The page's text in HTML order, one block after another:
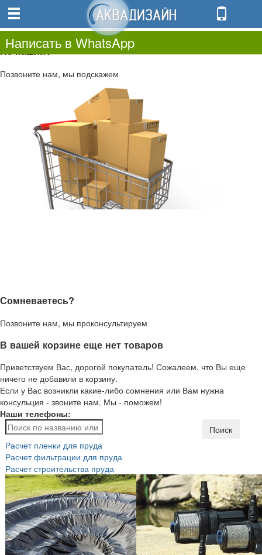
0.00
0
Не нашли?
Позвоните нам, мы подскажем
Сомневаетесь?
Позвоните нам, мы проконсультируем
В вашей корзине еще нет товаров
Приветствуем Вас, дорогой покупатель! Сожалеем, что Вы еще
ничего не добавили в корзину.
Если у Вас возникли какие-либо сомнения или Вам нужна
консульция - звоните нам. Мы - поможем!
Наши телефоны:
Написать в WhatsApp
Поиск
Расчет пленки для пруда
Расчет фильтрации для пруда
Расчет строительства пруда